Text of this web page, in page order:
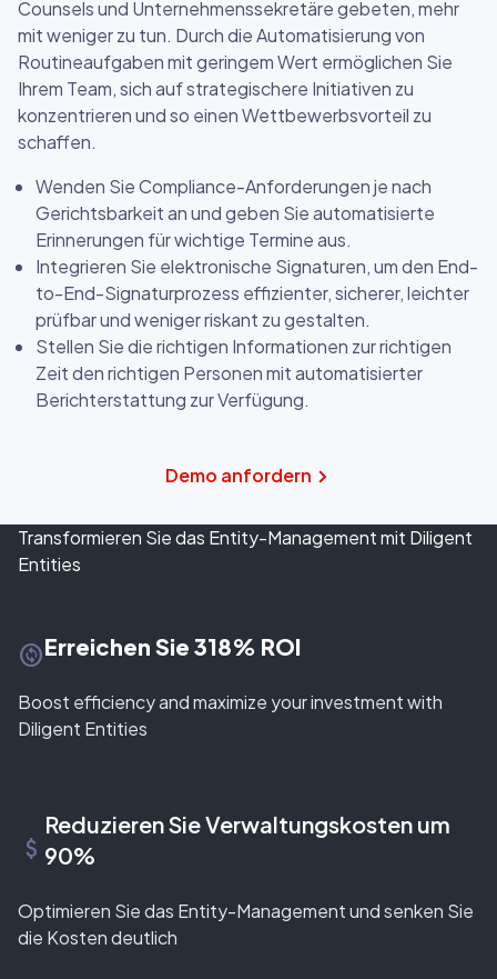
Counsels und Unternehmenssekretäre gebeten, mehr
mit weniger zu tun. Durch die Automatisierung von
Routineaufgaben mit geringem Wert ermöglichen Sie
Ihrem Team, sich auf strategischere Initiativen zu
konzentrieren und so einen Wettbewerbsvorteil zu
schaffen.
Wenden Sie Compliance-Anforderungen je nach
Gerichtsbarkeit an und geben Sie automatisierte
Erinnerungen für wichtige Termine aus.
Integrieren Sie elektronische Signaturen, um den End-
to-End-Signaturprozess effizienter, sicherer, leichter
prüfbar und weniger riskant zu gestalten.
Stellen Sie die richtigen Informationen zur richtigen
Zeit den richtigen Personen mit automatisierter
Berichterstattung zur Verfügung.
Demo anfordern
Transformieren Sie das Entity-Management mit Diligent
Entities
change_circleErreichen Sie 318% ROI
Boost efficiency and maximize your investment with
Diligent Entities
attach_money
Reduzieren Sie Verwaltungskosten um
90%
Optimieren Sie das Entity-Management und senken Sie
die Kosten deutlich